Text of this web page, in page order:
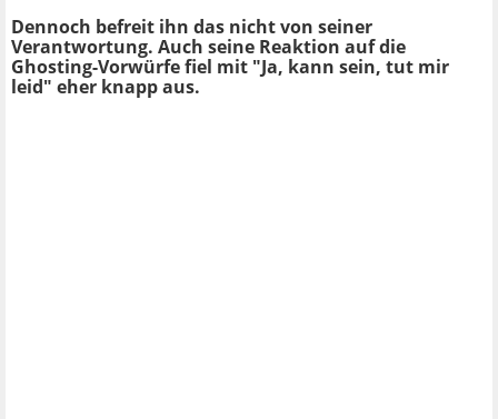
Dennoch befreit ihn das nicht von seiner
Verantwortung. Auch seine Reaktion auf die
Ghosting-Vorwürfe fiel mit "Ja, kann sein, tut mir
leid" eher knapp aus.